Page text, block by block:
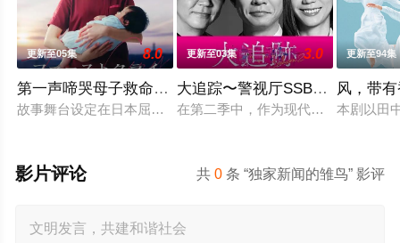
更新至05集 8.0
第一声啼哭母子救命急救班
故事舞台设定在日本屈指可数的顶级豪华医院“圣菲奥娜医院”
更新至03集 3.0
大追踪〜警视厅SSBC强行犯系
在第二季中，作为现代刑侦关键力量
更新至94集
风，带
本剧以田
共0 条 “独家新闻的雏鸟” 影评
影片评论